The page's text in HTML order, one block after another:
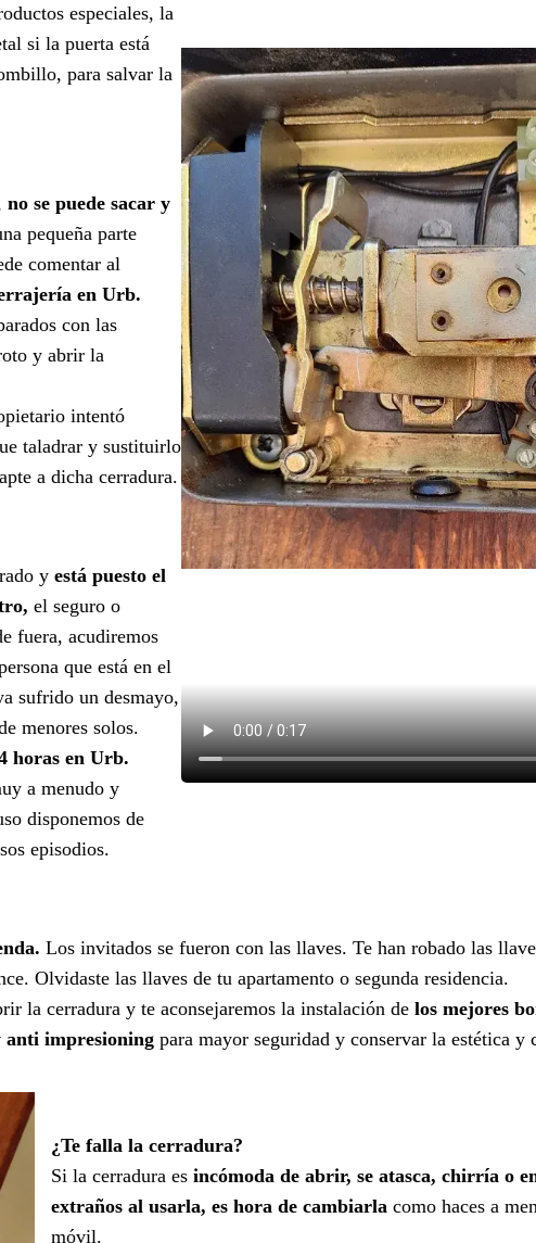
especiales, la
si la puerta está
para salvar la
no se puede sacar y
pequeña parte
comentar al
en Urb.
con las
y abrir la
intentó
taladrar y sustituirlo
a dicha cerradura.
y está puesto el
el seguro o
fuera, acudiremos
que está en el
sufrido un desmayo,
menores solos.
horas en Urb.
a menudo y
disponemos de
episodios.
Los invitados se fueron con las llaves. Te han robado las
Olvidaste las llaves de tu apartamento o segunda residencia.
la cerradura y te aconsejaremos la instalación de los mejores
impresioning para mayor seguridad y conservar la estética y
¿Te falla la cerradura?
Si la cerradura es incómoda de abrir, se atasca, chirría o
extraños al usarla, es hora de cambiarla como haces a
móvil.